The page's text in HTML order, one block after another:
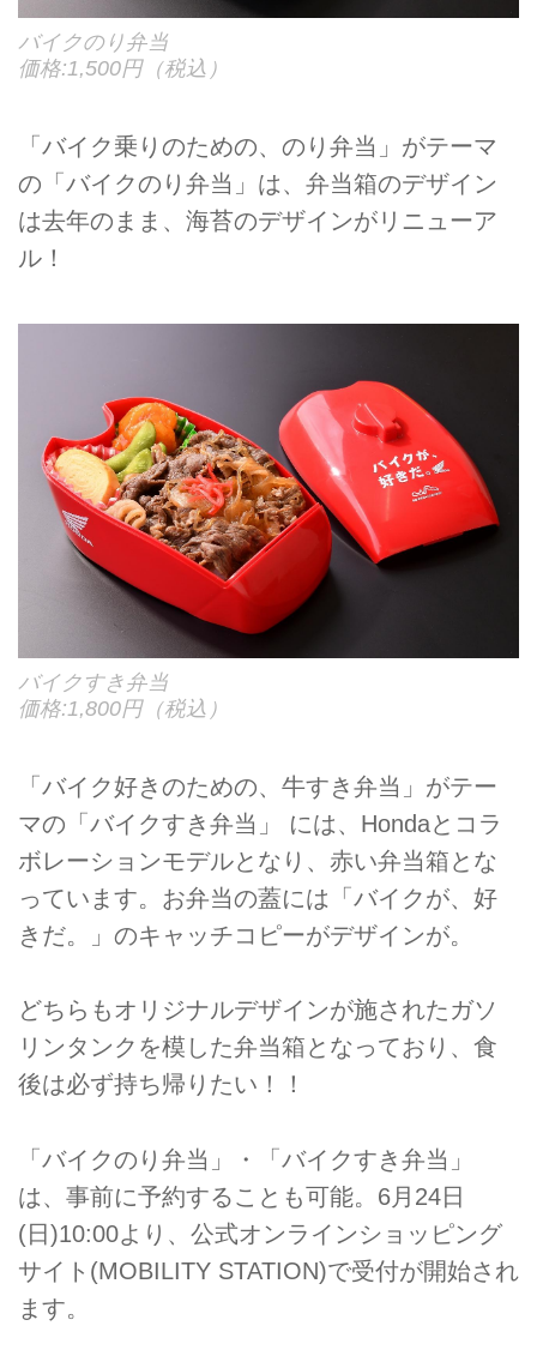
バイクのり弁当
価格:1,500円（税込）
「バイク乗りのための、のり弁当」がテーマ
の「バイクのり弁当」は、弁当箱のデザイン
は去年のまま、海苔のデザインがリニューア
ル！
バイクすき弁当
価格:1,800円（税込）
「バイク好きのための、牛すき弁当」がテー
マの「バイクすき弁当」 には、Hondaとコラ
ボレーションモデルとなり、赤い弁当箱とな
っています。お弁当の蓋には「バイクが、好
きだ。」のキャッチコピーがデザインが。
どちらもオリジナルデザインが施されたガソ
リンタンクを模した弁当箱となっており、食
後は必ず持ち帰りたい！！
「バイクのり弁当」・「バイクすき弁当」
は、事前に予約することも可能。6月24日
(日)10:00より、公式オンラインショッピング
サイト(MOBILITY STATION)で受付が開始され
ます。